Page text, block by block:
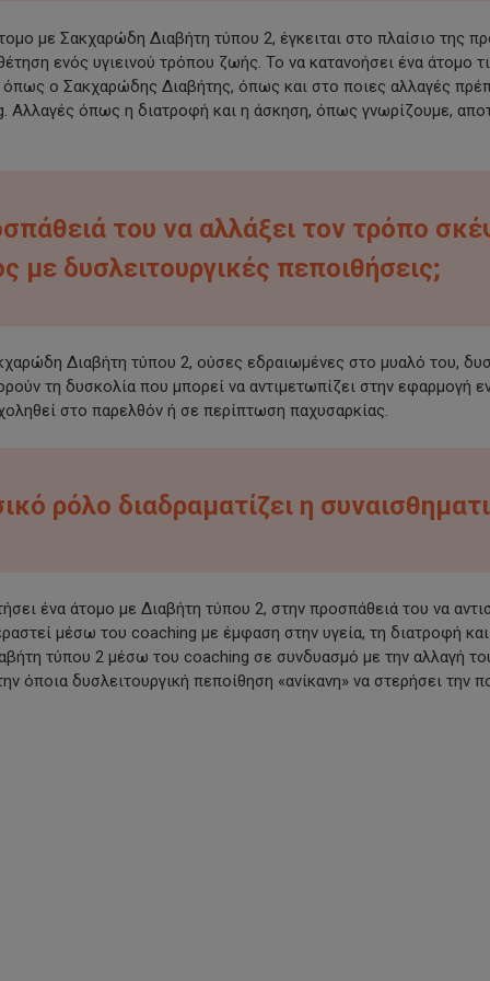
με Σακχαρώδη Διαβήτη τύπου 2, έγκειται στο πλαίσιο της
ενός υγιεινού τρόπου ζωής. Το να κατανοήσει ένα άτομο
ο Σακχαρώδης Διαβήτης, όπως και στο ποιες αλλαγές
Αλλαγές όπως η διατροφή και η άσκηση, όπως γνωρίζουμε,
του να αλλάξει τον τρόπο
με δυσλειτουργικές πεποιθήσεις;
Διαβήτη τύπου 2, ούσες εδραιωμένες στο μυαλό του,
τη δυσκολία που μπορεί να αντιμετωπίζει στην εφαρμογή
στο παρελθόν ή σε περίπτωση παχυσαρκίας.
ρόλο διαδραματίζει η
ένα άτομο με Διαβήτη τύπου 2, στην προσπάθειά του να
μέσω του coaching με έμφαση στην υγεία, τη διατροφή
τύπου 2 μέσω του coaching σε συνδυασμό με την αλλαγή
όποια δυσλειτουργική πεποίθηση «ανίκανη» να στερήσει την